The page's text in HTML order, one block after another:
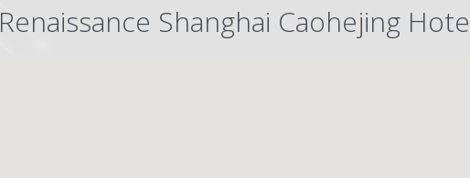
Renaissance Shanghai Caohejing